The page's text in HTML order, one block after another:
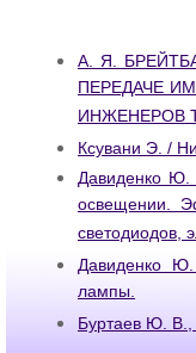
А. Я.
ПЕРЕДАЧЕ
ИНЖЕНЕРОВ
Ксувани Э. /
Давиденко Ю.
освещении.
светодиодов,
Давиденко
лампы.
Буртаев Ю. В.,